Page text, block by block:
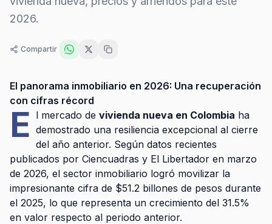
2026.
Compartir
El panorama inmobiliario en 2026: Una recuperación
con cifras récord
E l mercado devivienda nueva en Colombia ha
demostrado una resiliencia excepcional al cierre
del año anterior. Según datos recientes
publicados por Ciencuadras y El Libertador en marzo
de 2026, el sector inmobiliario logró movilizar la
impresionante cifra de $51.2 billones de pesos durante
el 2025, lo que representa un crecimiento del 31.5%
en valor respecto al periodo anterior.